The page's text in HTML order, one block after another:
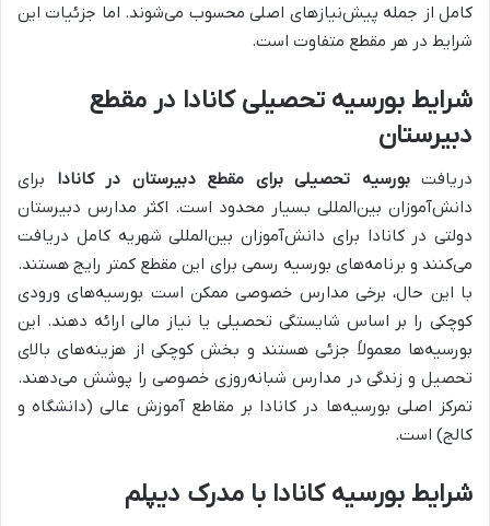
کامل از جمله پیش‌نیازهای اصلی محسوب می‌شوند. اما جزئیات این
شرایط در هر مقطع متفاوت است.
شرایط بورسیه تحصیلی کانادا در مقطع
دبیرستان
دریافتبورسیه تحصیلی برای مقطع دبیرستان در کانادا برای
دانش‌آموزان بین‌المللی بسیار محدود است. اکثر مدارس دبیرستان
دولتی در کانادا برای دانش‌آموزان بین‌المللی شهریه کامل دریافت
می‌کنند و برنامه‌های بورسیه رسمی برای این مقطع کمتر رایج هستند.
با این حال، برخی مدارس خصوصی ممکن است بورسیه‌های ورودی
کوچکی را بر اساس شایستگی تحصیلی یا نیاز مالی ارائه دهند. این
بورسیه‌ها معمولاً جزئی هستند و بخش کوچکی از هزینه‌های بالای
تحصیل و زندگی در مدارس شبانه‌روزی خصوصی را پوشش می‌دهند.
تمرکز اصلی بورسیه‌ها در کانادا بر مقاطع آموزش عالی (دانشگاه و
کالج) است.
شرایط بورسیه کانادا با مدرک دیپلم